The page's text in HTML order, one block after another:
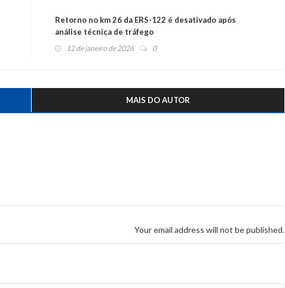
Retorno no km 26 da ERS-122 é desativado após
análise técnica de tráfego
12 de janeiro de 2026 0
MAIS DO AUTOR
Your email address will not be published.